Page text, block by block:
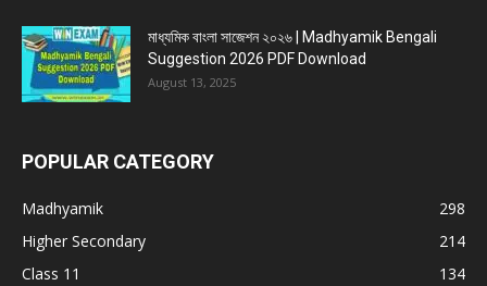
মাধ্যমিক বাংলা সাজেশন ২০২৬ | Madhyamik Bengali
Suggestion 2026 PDF Download
August 13, 2025
POPULAR CATEGORY
Madhyamik
298
Higher Secondary
214
Class 11
134